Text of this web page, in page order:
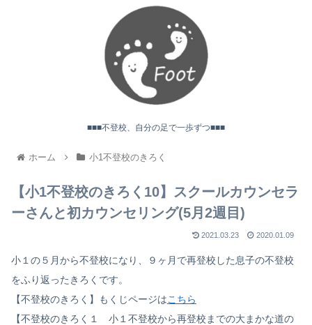
■■■不登校、自分の足で一歩ずつ■■■
ホーム 小1不登校のきろく
【小1不登校のきろく10】スクールカウンセラ
ーさんと初カウンセリング(5月2週目)
2021.03.23 2020.01.09
小１の５月から不登校になり、９ヶ月で再登校した息子の不登校
をふり返ったきろくです。
【不登校のきろく】もくじページはこちら
【不登校のきろく１ 小１不登校から再登校までの大まかな道の